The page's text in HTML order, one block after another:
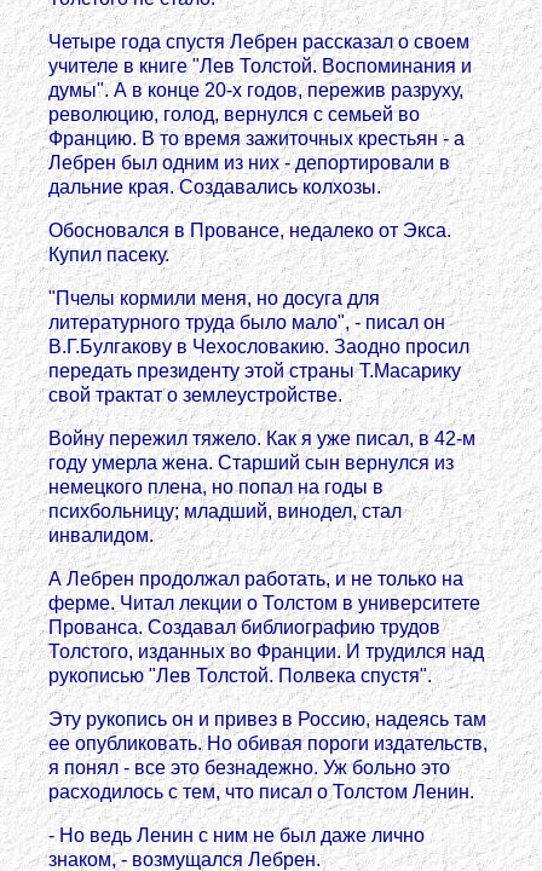
Четыре года спустя Лебрен рассказал о своем
учителе в книге "Лев Толстой. Воспоминания и
думы". А в конце 20-х годов, пережив разруху,
революцию, голод, вернулся с семьей во
Францию. В то время зажиточных крестьян - а
Лебрен был одним из них - депортировали в
дальние края. Создавались колхозы.
Обосновался в Провансе, недалеко от Экса.
Купил пасеку.
"Пчелы кормили меня, но досуга для
литературного труда было мало", - писал он
В.Г.Булгакову в Чехословакию. Заодно просил
передать президенту этой страны Т.Масарику
свой трактат о землеустройстве.
Войну пережил тяжело. Как я уже писал, в 42-м
году умерла жена. Старший сын вернулся из
немецкого плена, но попал на годы в
психбольницу; младший, винодел, стал
инвалидом.
А Лебрен продолжал работать, и не только на
ферме. Читал лекции о Толстом в университете
Прованса. Создавал библиографию трудов
Толстого, изданных во Франции. И трудился над
рукописью "Лев Толстой. Полвека спустя".
Эту рукопись он и привез в Россию, надеясь там
ее опубликовать. Но обивая пороги издательств,
я понял - все это безнадежно. Уж больно это
расходилось с тем, что писал о Толстом Ленин.
- Но ведь Ленин с ним не был даже лично
знаком, - возмущался Лебрен.